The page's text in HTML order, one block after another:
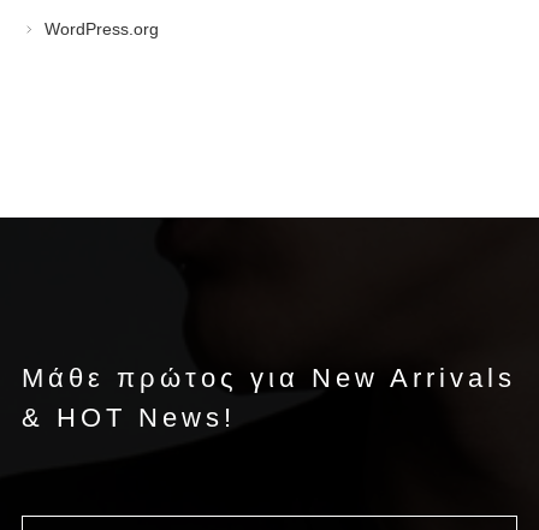
WordPress.org
Μάθε πρώτος για New Arrivals
& HOT News!